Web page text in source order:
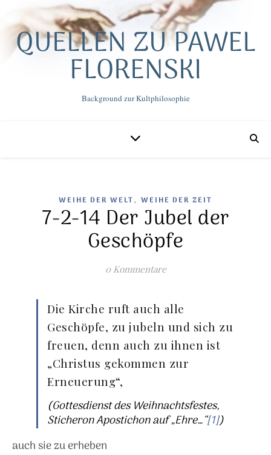
QUELLEN ZU PAWEL
FLORENSKI
Background zur Kultphilosophie
WEIHE DER WELT, WEIHE DER ZEIT
7-2-14 Der Jubel der
Geschöpfe
0 Kommentare
Die Kirche ruft auch alle
Geschöpfe, zu jubeln und sich zu
freuen, denn auch zu ihnen ist
„Christus gekommen zur
Erneuerung“,
(Gottesdienst des Weihnachtsfestes,
Sticheron Apostichon auf „Ehre…“[1])
auch sie zu erheben